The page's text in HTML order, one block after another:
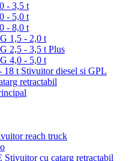
- 3,5 t
- 5,0 t
- 8,0 t
1,5 - 2,0 t
2,5 - 3,5 t Plus
4,0 - 5,0 t
18 t Stivuitor diesel si GPL
retractabil
reach truck
cu catarg retractabil